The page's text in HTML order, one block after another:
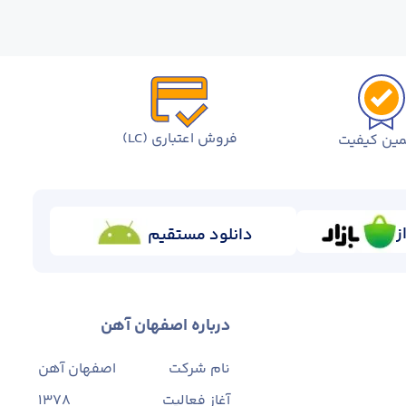
کیفیت فروش اعتباری (LC)
دانلود مستقیم
درباره اصفهان آهن
نام شرکت
اصفهان آهن
آغاز فعالیت
1378